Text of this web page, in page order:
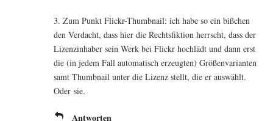
3. Zum Punkt Flickr-Thumb­nail: ich habe so ein biß­chen
den Ver­dacht, dass hier die Rechts­fik­ti­on herrscht, dass der
Lizenz­in­ha­ber sein Werk bei Flickr hoch­lädt und dann erst
die (in jedem Fall auto­ma­tisch erzeug­ten) Grö­ßen­va­ri­an­ten
samt Thumb­nail unter die Lizenz stellt, die er aus­wählt.
Oder sie.
Antworten